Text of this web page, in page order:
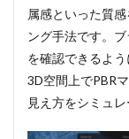
属感といった質
ング手法です。
を確認できるよ
3D空間上でPBR
見え方をシミュレ